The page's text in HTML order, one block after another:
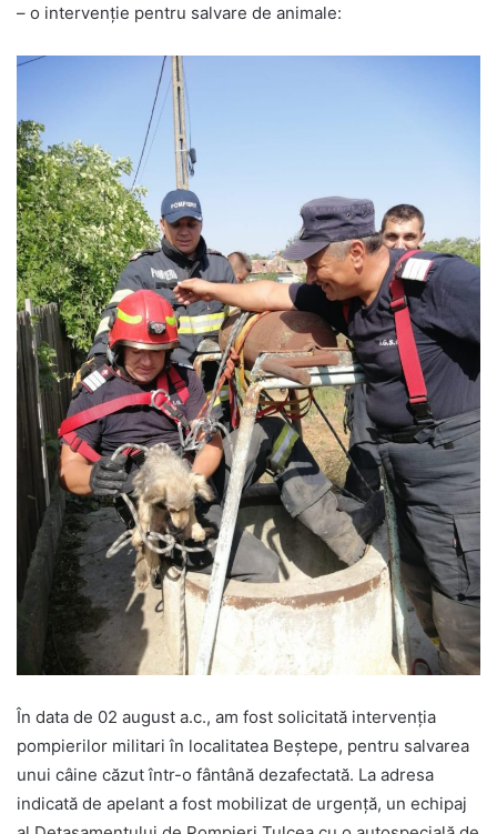
– o intervenție pentru salvare de animale:
În data de 02 august a.c., am fost solicitată intervenția
pompierilor militari în localitatea Beștepe, pentru salvarea
unui câine căzut într-o fântână dezafectată. La adresa
indicată de apelant a fost mobilizat de urgenţă, un echipaj